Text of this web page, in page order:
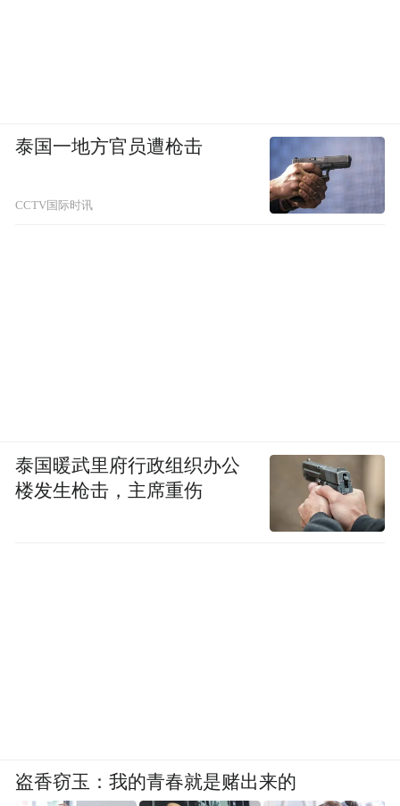
泰国一地方官员遭枪击
CCTV国际时讯
泰国暖武里府行政组织办公
楼发生枪击，主席重伤
盗香窃玉：我的青春就是赌出来的